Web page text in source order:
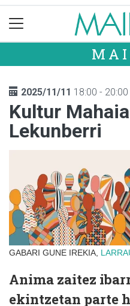
2025/11/11 18:00 - 20:00
Kultur
Lekunberri
GABARI GUNE IREKIA,
Anima zaitez
ekintzetan parte